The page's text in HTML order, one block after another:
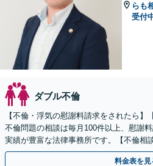
らも
受付
ダブル不倫
【不倫・浮気の慰謝料請求をされたら】
不倫問題の相談は毎月100件以上、慰謝
実績が豊富な法律事務所です。【不倫相
ご契約まで対応可/来所不要】
料金表を見